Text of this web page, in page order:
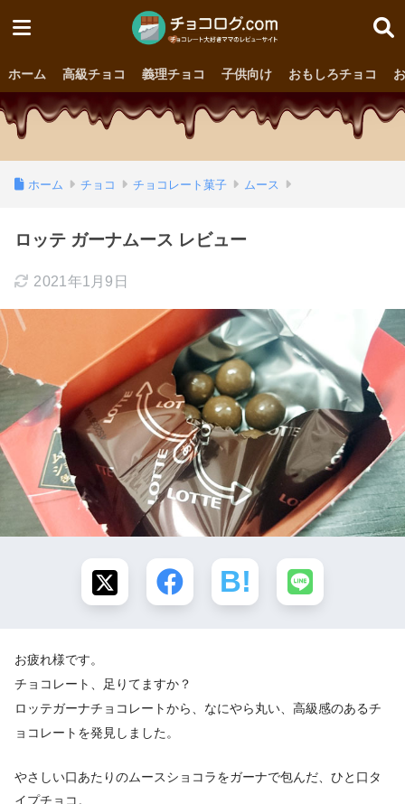
ホーム 高級チョコ 義理チョコ 子供向け おもしろチョコ
ホーム チョコ チョコレート菓子 ムース
ロッテ ガーナムース レビュー
2021年1月9日
お疲れ様です。
チョコレート、足りてますか？
ロッテガーナチョコレートから、なにやら丸い、高級感のあるチ
ョコレートを発見しました。
やさしい口あたりのムースショコラをガーナで包んだ、ひと口タ
イプチョコ。